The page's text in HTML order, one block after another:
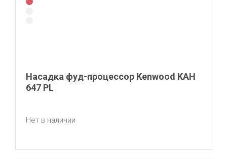
Насадка фуд-процессор Kenwood KAH
647 PL
Нет в наличии